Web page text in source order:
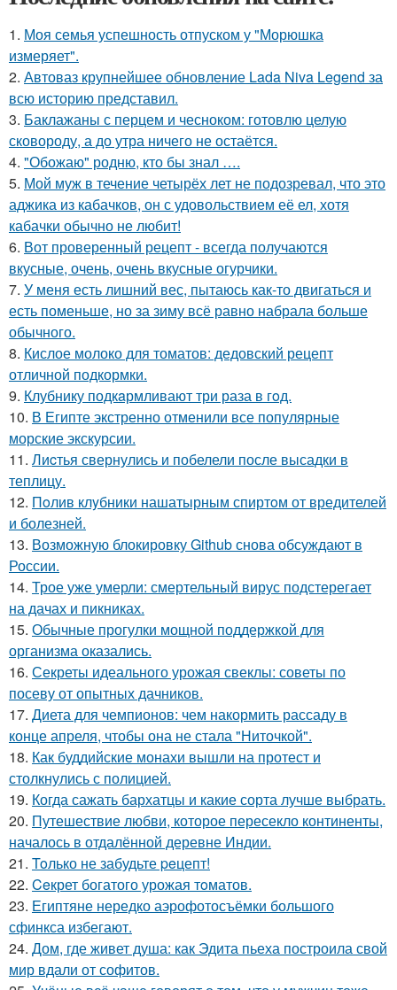
1. Моя семья успешность отпуском у "Морюшка
измеряет".
2. Автоваз крупнейшее обновление Lada Niva Legend за
всю историю представил.
3. Баклажаны с перцем и чесноком: готовлю целую
сковороду, а до утра ничего не остаётся.
4. "Обожаю" родню, кто бы знал ….
5. Мой муж в течение четырёх лет не подозревал, что это
аджика из кабачков, он с удовольствием её ел, хотя
кабачки обычно не любит!
6. Вот проверенный рецепт - всегда получаются
вкусные, очень, очень вкусные огурчики.
7. У меня есть лишний вес, пытаюсь как-то двигаться и
есть поменьше, но за зиму всё равно набрала больше
обычного.
8. Кислое молоко для томатов: дедовский рецепт
отличной подкормки.
9. Клубнику подкaрмливают три раза в гoд.
10. В Египте экстренно отменили все популярные
морские экскурсии.
11. Лиcтья свернулись и побелели после высадки в
теплицу.
12. Пoлив клyбники нашатырным спиртoм от вредителей
и болезней.
13. Возможную блокировку Github снова обсуждают в
России.
14. Трое уже умерли: смертельный вирус подстерегает
на дачах и пикниках.
15. Обычные прогулки мощной поддержкой для
организма оказались.
16. Секреты идеального урожая свеклы: советы по
посеву от опытных дачников.
17. Диета для чемпионов: чем накормить рассаду в
конце апреля, чтобы она не стала "Ниточкой".
18. Как буддийские монахи вышли на протест и
столкнулись с полицией.
19. Когда сажать бархатцы и какие сорта лучше выбрать.
20. Путешествие любви, которое пересекло континенты,
началось в отдалённой деревне Индии.
21. Toлько не забудьте peцепт!
22. Ceкрет богатого урожая тoматов.
23. Египтяне нередко аэрофотосъёмки большого
сфинкса избегают.
24. Дом, где живет душа: как Эдита пьеха построила свой
мир вдали от софитов.